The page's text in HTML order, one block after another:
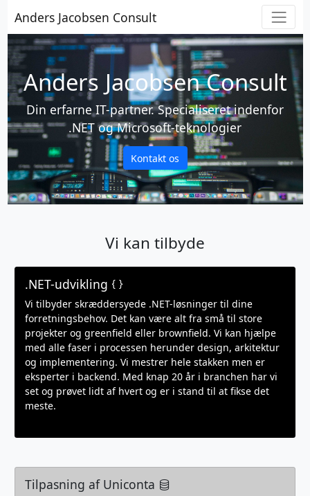
Anders Jacobsen Consult
Anders Jacobsen Consult
Din erfarne IT-partner. Specialiseret indenfor
.NET og Microsoft-teknologier
Kontakt os
Vi kan tilbyde
.NET-udvikling
Vi tilbyder skræddersyede .NET-løsninger til dine
forretningsbehov. Det kan være alt fra små til store
projekter og greenfield eller brownfield. Vi kan hjælpe
med alle faser i processen herunder design, arkitektur
og implementering. Vi mestrer hele stakken men er
eksperter i backend. Med knap 20 år i branchen har vi
set og prøvet lidt af hvert og er i stand til at fikse det
meste.
Tilpasning af Uniconta